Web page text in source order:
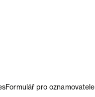
Formulář pro oznamovatele